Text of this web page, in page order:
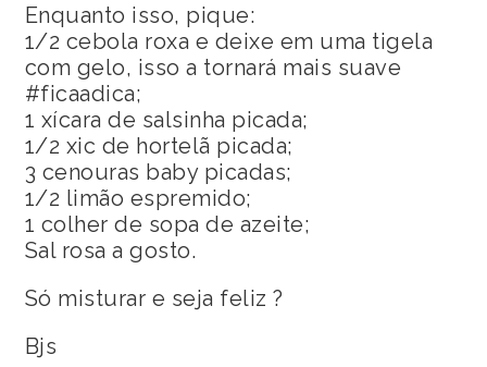
Enquanto isso, pique:
1/2 cebola roxa e deixe em uma tigela
com gelo, isso a tornará mais suave
#ficaadica;
1 xícara de salsinha picada;
1/2 xic de hortelã picada;
3 cenouras baby picadas;
1/2 limão espremido;
1 colher de sopa de azeite;
Sal rosa a gosto.
Só misturar e seja feliz ?
Bjs